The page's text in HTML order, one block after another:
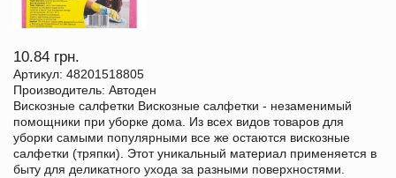
10.84 грн.
Артикул: 48201518805
Производитель: Автоден
Вискозные салфетки Вискозные салфетки - незаменимый
помощники при уборке дома. Из всех видов товаров для
уборки самыми популярными все же остаются вискозные
салфетки (тряпки). Этот уникальный материал применяется в
быту для деликатного ухода за разными поверхностями.